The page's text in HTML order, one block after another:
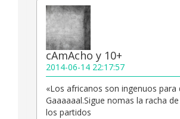
cAmAcho y 10+
2014-06-14 22:17:57
«Los africanos son ingenuos para
Gaaaaaal.Sigue nomas la racha
los partidos